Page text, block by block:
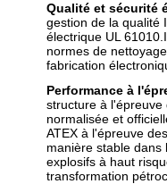
Qualité et sécurité
gestion de la qualité
électrique UL
normes de
fabrication
Performance à
structure à l'épreuve
normalisée et
ATEX à l'épreuve
manière stable dans
explosifs à haut
transformation